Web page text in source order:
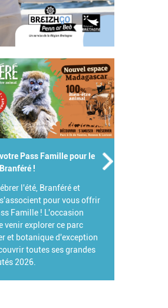
Pass Famille pour le
!
l'été, Branféré et
pour vous offrir
Famille ! L'occasion
venir explorer ce parc
et botanique d'exception
toutes ses grandes
2026.